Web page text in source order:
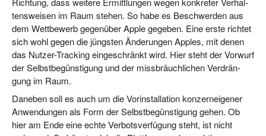
tens­wei­sen im Raum ste­hen. So habe es Beschwer­den aus
dem Wett­be­werb gegen­über Apple gege­ben. Eine ers­te rich­tet
sich wohl gegen die jüngs­ten Ände­run­gen App­les, mit denen
das Nut­zer-Track­ing ein­ge­schränkt wird. Hier steht der Vor­wurf
der Selbst­be­güns­ti­gung und der miss­bräuch­li­chen Ver­drän­
gung im Raum.
Dane­ben soll es auch um die Vor­in­stal­la­ti­on kon­zern­ei­ge­ner
Anwen­dun­gen als Form der Selbst­be­güns­ti­gung gehen. Ob
hier am Ende eine ech­te Ver­bots­ver­fü­gung steht, ist nicht